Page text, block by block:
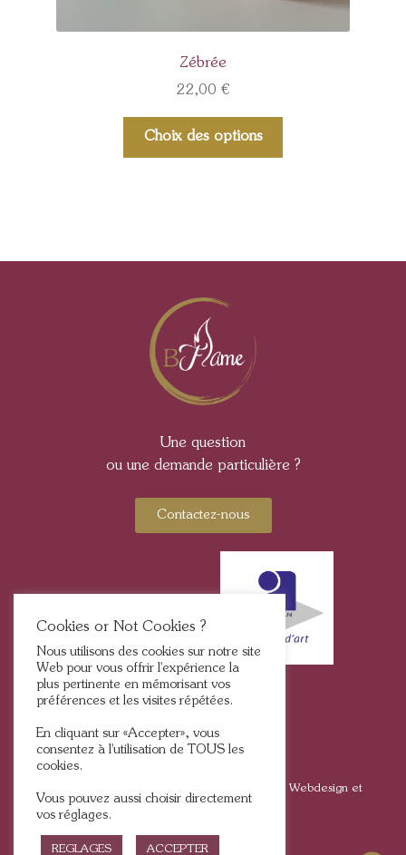
Zébrée
22,00 €
Choix des options
Une question
ou une demande particulière ?
Contactez-nous
2025, Tous droits réservés © BFlame – Bougies | Webdesign et
développement :
Cookies or Not Cookies ?
Nous utilisons des cookies sur notre site
Web pour vous offrir l'expérience la
plus pertinente en mémorisant vos
préférences et les visites répétées.
En cliquant sur «Accepter», vous
consentez à l'utilisation de TOUS les
cookies.
Vous pouvez aussi choisir directement
vos réglages.
REGLAGES ACCEPTER